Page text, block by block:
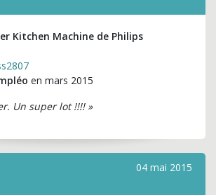
Kitchen Machine de Philips
en mars 2015
Un super lot !!!! »
04 mai 2015